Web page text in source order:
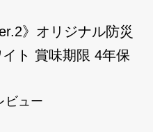
》オリジナル防災
ト 賞味期限 4年保
ビュー